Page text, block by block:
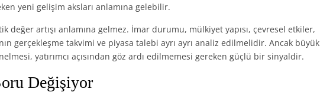
yeni gelişim aksları anlamına gelebilir.
değer artışı anlamına gelmez. İmar durumu, mülkiyet yapısı, çevresel etkiler,
gerçekleşme takvimi ve piyasa talebi ayrı ayrı analiz edilmelidir. Ancak büyük
yatırımcı açısından göz ardı edilmemesi gereken güçlü bir sinyaldir.
Değişiyor